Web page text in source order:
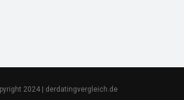
2024 | derdatingvergleich.de